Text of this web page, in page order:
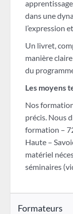
dans une
l’expression
Un livret,
manière
du
Les moyens
Nos
précis. Nous
formation –
Haute –
matériel
séminaires
Formateurs